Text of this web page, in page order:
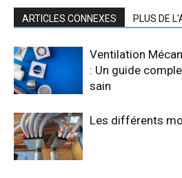
ARTICLES CONNEXES PLUS DE
Ventilation
: Un guide
sain
Les différents